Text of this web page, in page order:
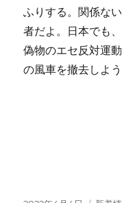
ふりする。関係な
者だよ。日本でも
偽物のエセ反対運
の風車を撤去しよう